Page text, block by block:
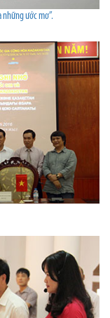
những ước mơ”.